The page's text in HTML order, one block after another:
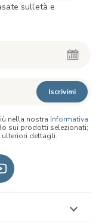
sull’età e
Iscrivimi
nella nostra Informativa
sui prodotti selezionati;
ulteriori dettagli.